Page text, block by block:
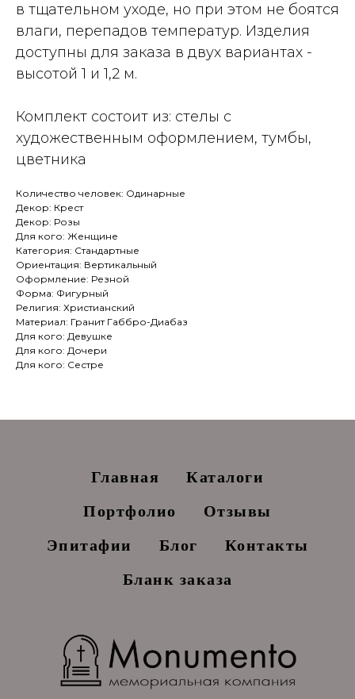
в тщательном уходе, но при этом не боятся
влаги, перепадов температур. Изделия
доступны для заказа в двух вариантах -
высотой 1 и 1,2 м.
Комплект состоит из: стелы с
художественным оформлением, тумбы,
цветника
Количество человек: Одинарные
Декор: Крест
Декор: Розы
Для кого: Женщине
Категория: Стандартные
Ориентация: Вертикальный
Оформление: Резной
Форма: Фигурный
Религия: Христианский
Материал: Гранит Габбро-Диабаз
Для кого: Девушке
Для кого: Дочери
Для кого: Сестре
Главная
Каталоги
Портфолио
Отзывы
Эпитафии
Блог
Контакты
Бланк заказа